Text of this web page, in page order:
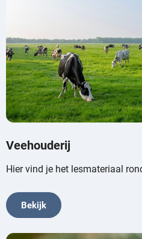
Veehouderij
Hier vind je het lesmateriaal
Bekijk